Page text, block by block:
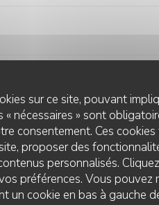
sur ce site, pouvant
nécessaires » sont
consentement. Ces
proposer des
personnalisés.
préférences. Vous
un cookie en bas à gauche
:5/5 Cuisine :5/5 Qualité / Prix
:5/5 Cuisine : 5/5 Qualité / Prix